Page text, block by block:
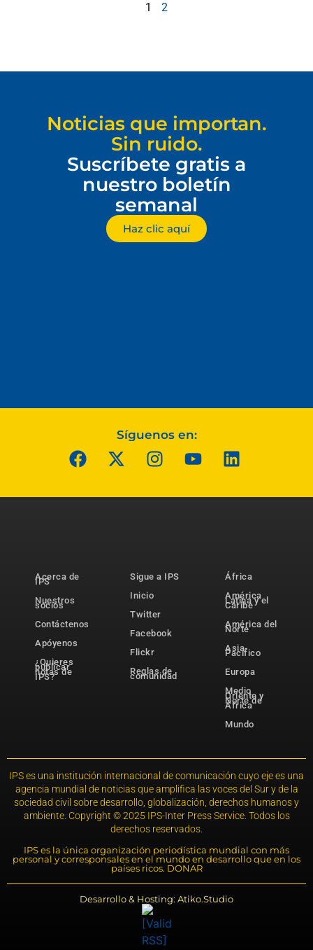
1 2
Noticias que importan.
Sin ruido.
Suscríbete gratis a
nuestro boletín
semanal
Haz clic aquí
Síguenos en:
Acerca de
IPS
Nuestros
socios
Contáctenos
Apóyenos
¿Quieres
publicar
notas de
IPS?
Sigue a IPS
Inicio
Twitter
Facebook
Flickr
Reglas de
comunidad
África
América
Latina y el
Caribe
América del
Norte
Asia-
Pacífico
Europa
Medio
Oriente y
Norte de
África
Mundo
IPS es una institución internacional de comunicación cuyo eje es una
agencia mundial de noticias que amplifica las voces del Sur y de la
sociedad civil sobre desarrollo, globalización, derechos humanos y
ambiente. Copyright © 2025 IPS-Inter Press Service. Todos los
derechos reservados.
IPS es la única organización periodística mundial con más
personal y corresponsales en el mundo en desarrollo que en los
países ricos. DONAR
Desarrollo & Hosting: Atiko.Studio